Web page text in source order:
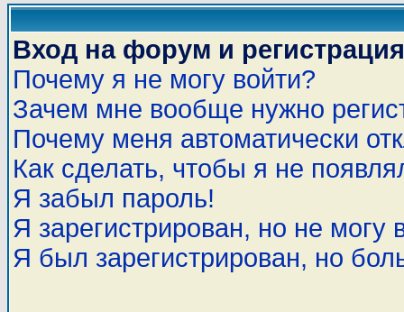
Вход на форум и регистрация
Почему я не могу войти?
Зачем мне вообще нужно
Почему меня автоматически
Как сделать, чтобы я не
Я забыл пароль!
Я зарегистрирован, но не могу
Я был зарегистрирован, но